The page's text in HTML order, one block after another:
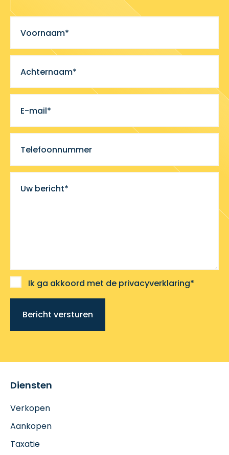
Voornaam*
Achternaam*
E-mail*
Telefoonnummer
Uw bericht*
Ik ga akkoord met de privacyverklaring*
Bericht versturen
Diensten
Verkopen
Aankopen
Taxatie